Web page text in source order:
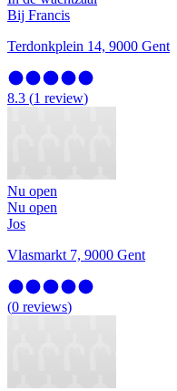
Bij Francis
Terdonkplein 14, 9000 Gent
8.3 (1 review)
Nu open
Nu open
Jos
Vlasmarkt 7, 9000 Gent
(0 reviews)